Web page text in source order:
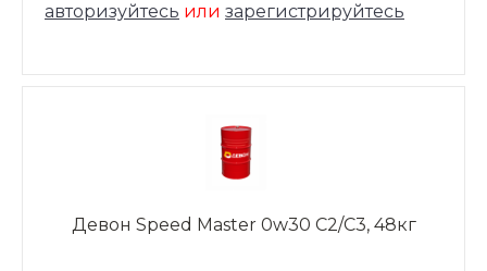
авторизуйтесь или зарегистрируйтесь
Девон Speed Master 0w30 C2/С3, 48кг